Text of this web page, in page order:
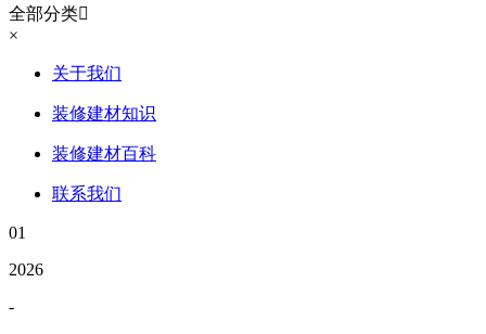
全部分类
×
关于我们
装修建材知识
装修建材百科
联系我们
01
2026
-